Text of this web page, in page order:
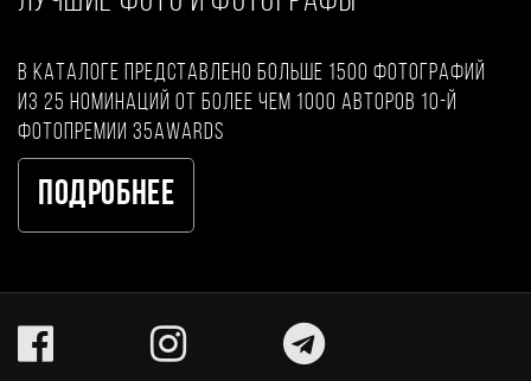
В каталоге представлено больше 1500 фотографий
из 25 номинаций от более чем 1000 авторов 10-й
фотопремии 35AWARDS
Подробнее